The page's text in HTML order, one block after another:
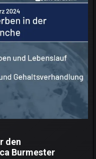
den
Burmester